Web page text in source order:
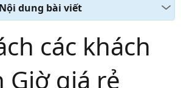
Nội dung bài viết
các khách
Giờ giá rẻ